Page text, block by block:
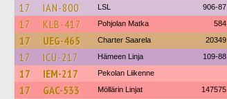
17 IAN-800 LSL 906-87
17 KLB-417 Pohjolan Matka 584
17 UEG-465 Charter Saarela 20349
17 ICU-217 Hämeen Linja 109-88
17 IEM-217 Pekolan Liikenne
17 GAC-533 Möllärin Linjat 147575